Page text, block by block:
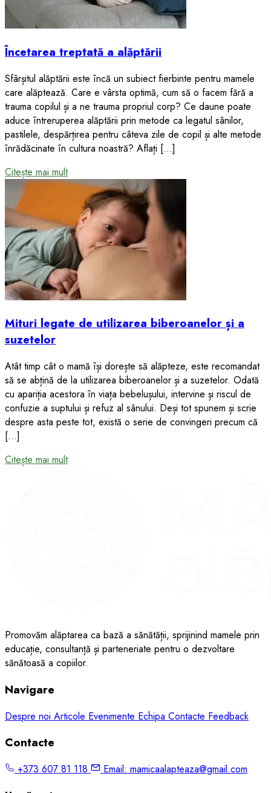
Încetarea treptată a alăptării
Sfârșitul alăptării este încă un subiect fierbinte pentru mamele
care alăptează. Care e vârsta optimă, cum să o facem fără a
trauma copilul și a ne trauma propriul corp? Ce daune poate
aduce întreruperea alăptării prin metode ca legatul sânilor,
pastilele, despărțirea pentru câteva zile de copil și alte metode
înrădăcinate în cultura noastră? Aflați […]
Citește mai mult
Mituri legate de utilizarea biberoanelor și a
suzetelor
Atât timp cât o mamă își dorește să alăpteze, este recomandat
să se abțină de la utilizarea biberoanelor și a suzetelor. Odată
cu apariția acestora în viața bebelușului, intervine și riscul de
confuzie a suptului și refuz al sânului. Deși tot spunem și scrie
despre asta peste tot, există o serie de convingeri precum că
[…]
Citește mai mult
Promovăm alăptarea ca bază a sănătății, sprijinind mamele prin
educație, consultanță și parteneriate pentru o dezvoltare
sănătoasă a copiilor.
Navigare
Despre noi Articole Evenimente Echipa Contacte Feedback
Contacte
+373 607 81 118 Email: mamicaalapteaza@gmail.com